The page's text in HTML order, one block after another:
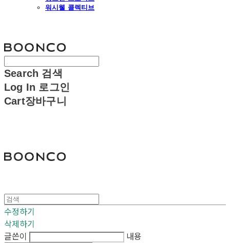
워시웰 콜렉티브
Search 검색
Log In 로그인
Cart장바구니
수정하기
삭제하기
글쓴이
내용